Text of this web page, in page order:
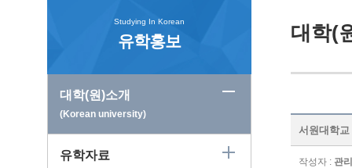
Studying In Korean
유학홍보
대학(원)소개
(Korean university)
유학자료
대학(
서원대학
작성자 : 관